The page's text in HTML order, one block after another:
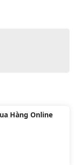
Hàng Online